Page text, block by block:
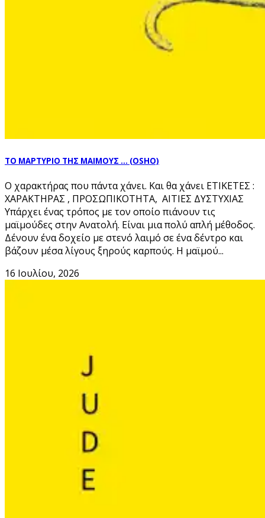
ΤΟ ΜΑΡΤΥΡΙΟ ΤΗΣ ΜΑΙΜΟΥΣ … (OSHO)
Ο χαρακτήρας που πάντα χάνει. Και θα χάνει ΕΤΙΚΕΤΕΣ :
ΧΑΡΑΚΤΗΡΑΣ , ΠΡΟΣΩΠΙΚΟΤΗΤΑ, ΑΙΤΙΕΣ ΔΥΣΤΥΧΙΑΣ
Υπάρχει ένας τρόπος με τον οποίο πιάνουν τις
μαϊμούδες στην Ανατολή. Είναι μια πολύ απλή μέθοδος.
Δένουν ένα δοχείο με στενό λαιμό σε ένα δέντρο και
βάζουν μέσα λίγους ξηρούς καρπούς. Η μαϊμού...
16 Ιουλίου, 2026